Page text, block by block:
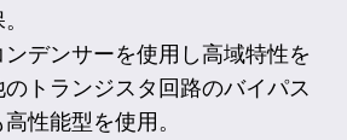
ンデンサーを使用し高域特性を
トランジスタ回路のバイパス
性能型を使用。